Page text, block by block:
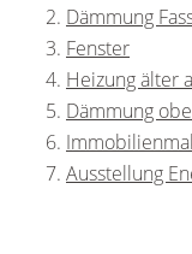
Dämmung
Fenster
Heizung älter
Dämmung
Ausstellung